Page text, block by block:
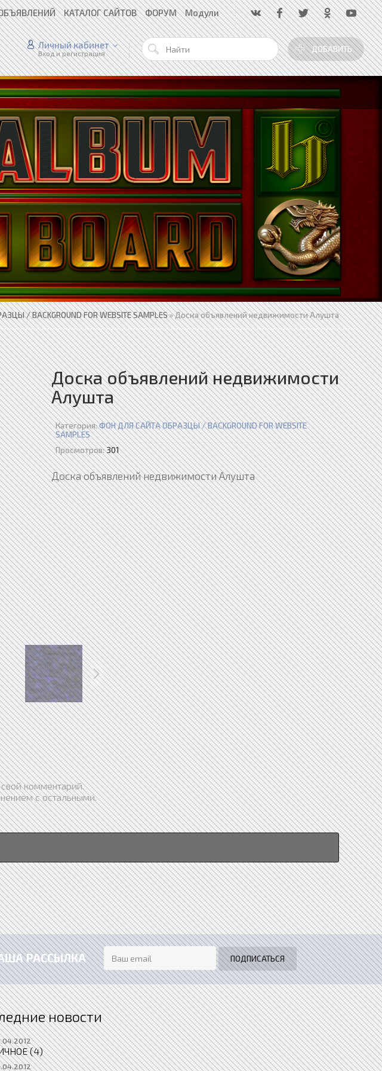
КАТАЛОГ САЙТОВ ФОРУМ Модули
ДОБАВИТЬ
Личный кабинет
Вход и регистрация
/ BACKGROUND FOR WEBSITE SAMPLES» Доска объявлений недвижимости Алушта
Доска объявлений недвижимости
Алушта
Категория:ФОН ДЛЯ САЙТА ОБРАЗЦЫ / BACKGROUND FOR WEBSITE
SAMPLES
Просмотров:301
Доска объявлений недвижимости Алушта
комментарий.
с остальными.
РАССЫЛКА
новости
(4)